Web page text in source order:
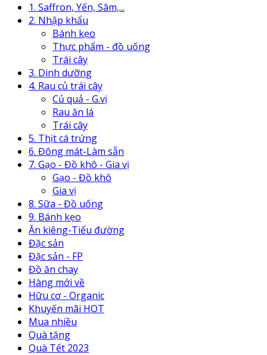
1. Saffron, Yến, Sâm,...
2. Nhập khẩu
Bánh kẹo
Thực phẩm - đồ uống
Trái cây
3. Dinh dưỡng
4. Rau củ trái cây
Củ quả - G.vị
Rau ăn lá
Trái cây
5. Thịt cá trứng
6. Đông mát-Làm sẵn
7. Gạo - Đồ khô - Gia vị
Gạo - Đồ khô
Gia vị
8. Sữa - Đồ uống
9. Bánh kẹo
Ăn kiêng-Tiểu đường
Đặc sản
Đặc sản - FP
Đồ ăn chay
Hàng mới về
Hữu cơ - Organic
Khuyến mãi HOT
Mua nhiều
Quà tặng
Quà Tết 2023